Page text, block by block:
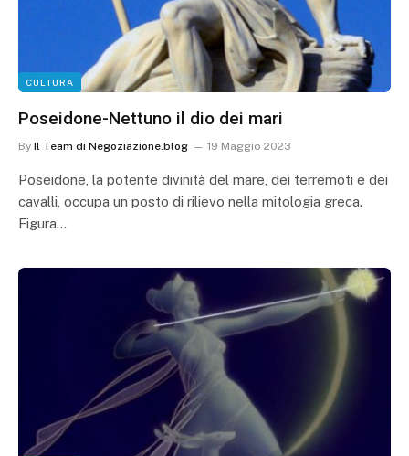
CULTURA
Poseidone-Nettuno il dio dei mari
By Il Team di Negoziazione.blog 19 Maggio 2023
Poseidone, la potente divinità del mare, dei terremoti e dei
cavalli, occupa un posto di rilievo nella mitologia greca.
Figura…